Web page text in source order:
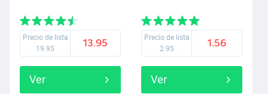
Precio de lista
19.95
13.95
Ver
Precio de lista
2.95
1.56
Ver